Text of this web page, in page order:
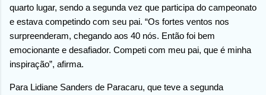
quarto lugar, sendo a segunda vez que participa do campeonato
e estava competindo com seu pai. “Os fortes ventos nos
surpreenderam, chegando aos 40 nós. Então foi bem
emocionante e desafiador. Competi com meu pai, que é minha
inspiração”, afirma.
Para Lidiane Sanders de Paracaru, que teve a segunda